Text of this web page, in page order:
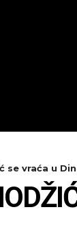
se vraća u